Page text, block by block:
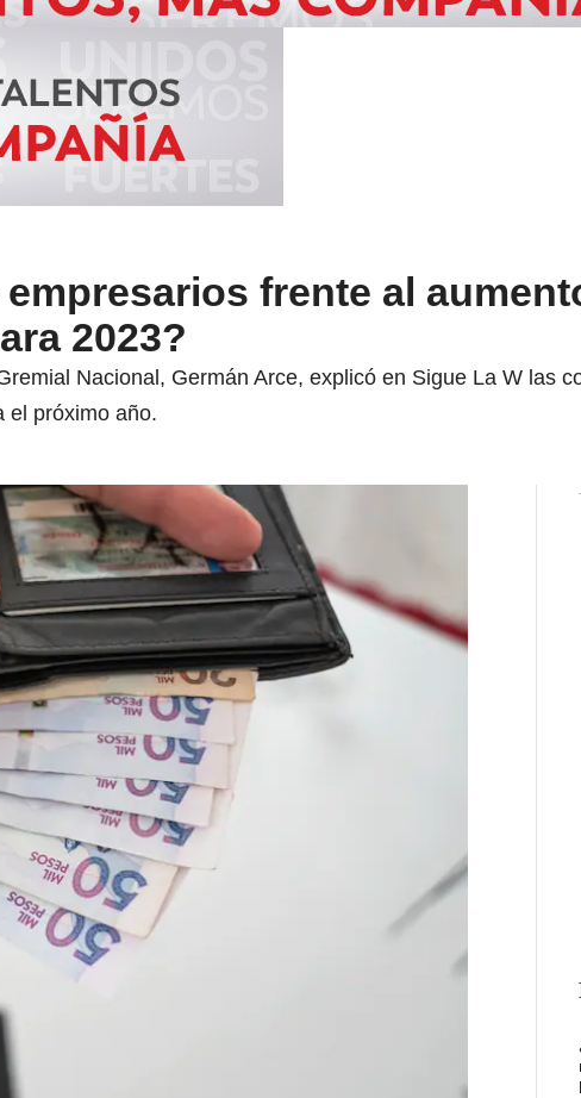
frente al
2023?
Nacional, Germán Arce, explicó en Sigue La W las
el próximo año.